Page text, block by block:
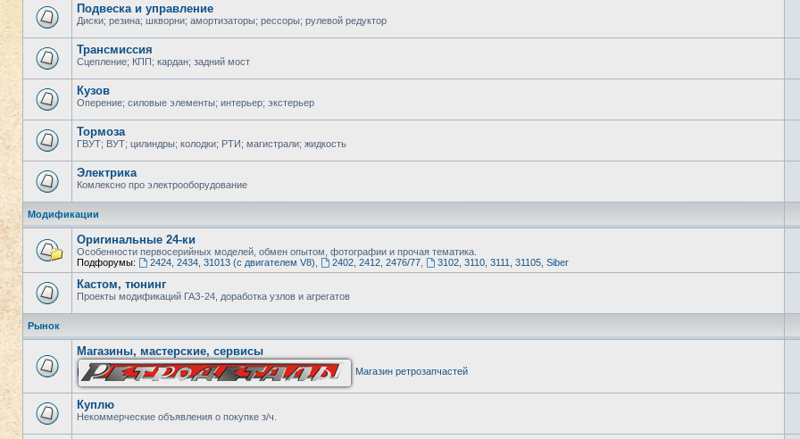
Подвеска и управление
Диски; резина; шкворни; амортизаторы; рессоры; рулевой редуктор
Трансмиссия
Сцепление; КПП; кардан; задний мост
Кузов
Оперение; силовые элементы; интерьер; экстерьер
Тормоза
ГВУТ; ВУТ; цилиндры; колодки; РТИ; магистрали; жидкость
Электрика
Комлексно про электрооборудование
Модификации
Оригинальные 24-ки
Особенности первосерийных моделей, обмен опытом, фотографии и прочая тематика.
Подфорумы:
2424, 2434, 31013 (с двигателем V8) 2402, 2412, 2476/77, 3102, 3110, 3111, 31105, Siber
Кастом, тюнинг
Проекты модификаций ГАЗ-24, доработка узлов и агрегатов
Рынок
Магазины, мастерские, сервисы
Магазин ретрозапчастей
Куплю
Некоммерческие объявления о покупке з/ч.